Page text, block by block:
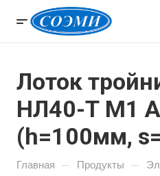
Лоток
НЛ40-Т М1
(h=100мм,
Главная — Продукты —